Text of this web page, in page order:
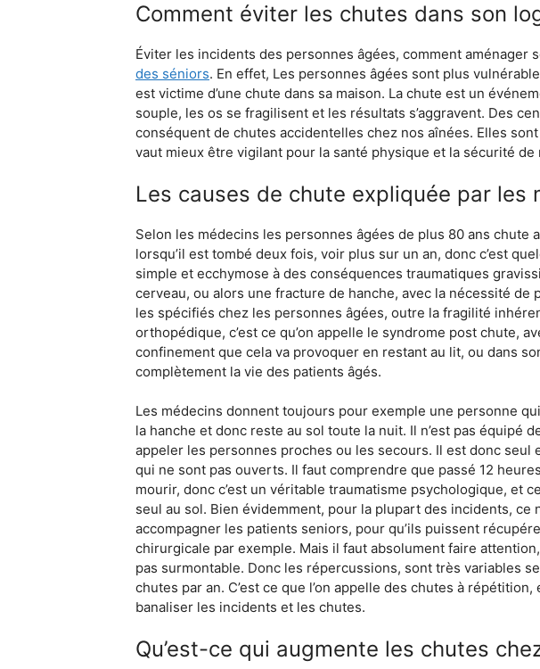
Comment éviter les chutes dans son
Éviter les incidents des personnes âgées, comment
des séniors. En effet, Les personnes âgées sont plus
est victime d’une chute dans sa maison. La chute est un
souple, les os se fragilisent et les résultats s’aggravent. Des
conséquent de chutes accidentelles chez nos aînées. Elles
vaut mieux être vigilant pour la santé physique et la sécurité de
Les causes de chute expliquée par les
Selon les médecins les personnes âgées de plus 80 ans chute
lorsqu’il est tombé deux fois, voir plus sur un an, donc c’est
simple et ecchymose à des conséquences traumatiques
cerveau, ou alors une fracture de hanche, avec la nécessité
les spécifiés chez les personnes âgées, outre la fragilité
orthopédique, c’est ce qu’on appelle le syndrome post chute,
confinement que cela va provoquer en restant au lit, ou dans
complètement la vie des patients âgés.
Les médecins donnent toujours pour exemple une personne
la hanche et donc reste au sol toute la nuit. Il n’est pas équipé
appeler les personnes proches ou les secours. Il est donc
qui ne sont pas ouverts. Il faut comprendre que passé 12
mourir, donc c’est un véritable traumatisme psychologique, et
seul au sol. Bien évidemment, pour la plupart des incidents,
accompagner les patients seniors, pour qu’ils puissent
chirurgicale par exemple. Mais il faut absolument faire
pas surmontable. Donc les répercussions, sont très variables
chutes par an. C’est ce que l’on appelle des chutes à
banaliser les incidents et les chutes.
Qu’est-ce qui augmente les chutes